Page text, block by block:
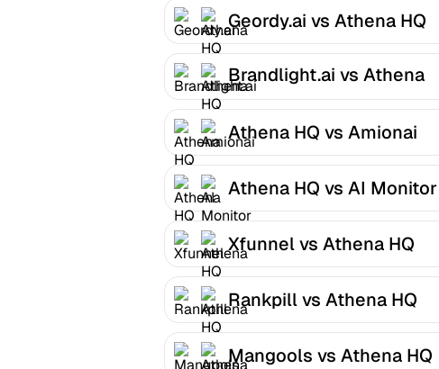
Geordy.ai vs Athena HQ
Brandlight.ai vs Athena
HQ
Athena HQ vs Amionai
Athena HQ vs AI Monitor
Xfunnel vs Athena HQ
Rankpill vs Athena HQ
Mangools vs Athena HQ